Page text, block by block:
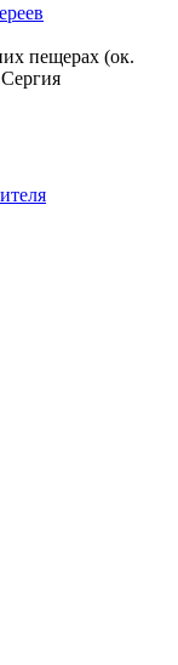
пещерах (ок.